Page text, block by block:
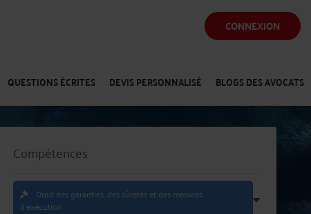
CONNEXION
QUESTIONS ÉCRITES DEVIS PERSONNALISÉ BLOGS DES AVOCATS
Compétences
Droit des garanties, des sûretés et des mesures
d'exécution